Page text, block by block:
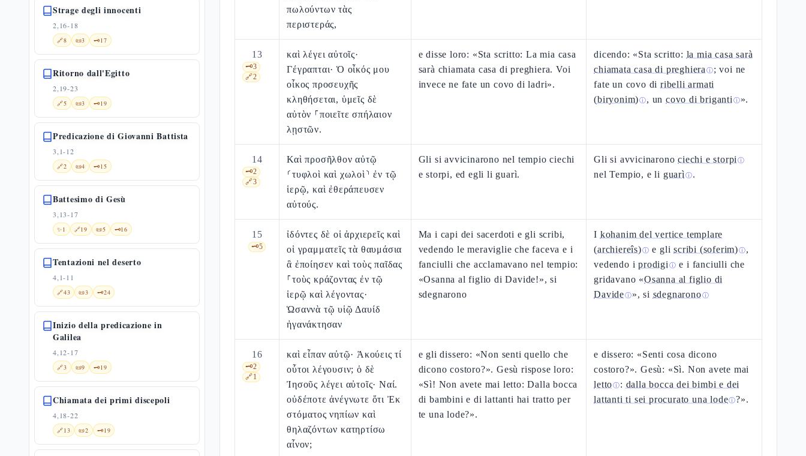
Strage degli innocenti
2,16-18
🔗8 📜3 🗝️17
Ritorno dall'Egitto
2,19-23
🔗5 📜3 🗝️19
Predicazione di Giovanni Battista
3,1-12
🔗2 📜4 🗝️15
Battesimo di Gesù
3,13-17
✨1 🔗19 📜5 🗝️16
Tentazioni nel deserto
4,1-11
🔗43 📜3 🗝️24
Inizio della predicazione in
Galilea
4,12-17
🔗3 📜9 🗝️19
Chiamata dei primi discepoli
4,18-22
🔗13 📜2 🗝️19
πωλούντων τὰς
περιστεράς,
13
🗝️3
🔗2
καὶ λέγει αὐτοῖς·
Γέγραπται· Ὁ οἶκός μου
οἶκος προσευχῆς
κληθήσεται, ὑμεῖς δὲ
αὐτὸν ⸀ποιεῖτε σπήλαιον
λῃστῶν.
e disse loro: «Sta scritto: La mia casa
sarà chiamata casa di preghiera. Voi
invece ne fate un covo di ladri».
dicendo: «Sta scritto: la mia casa sarà
chiamata casa di preghiera ⓘ; voi ne
fate un covo diribelli armati
(biryonim)ⓘ, uncovo di briganti ⓘ».
14
🗝️2
🔗3
Καὶ προσῆλθον αὐτῷ
⸂τυφλοὶ καὶ χωλοὶ⸃ ἐν τῷ
ἱερῷ, καὶ ἐθεράπευσεν
αὐτούς.
Gli si avvicinarono nel tempio ciechi
e storpi, ed egli li guarì.
Gli si avvicinaronociechi e storpi ⓘ
nel Tempio, e li guarìⓘ.
15
🗝️5
ἰδόντες δὲ οἱ ἀρχιερεῖς καὶ
οἱ γραμματεῖς τὰ θαυμάσια
ἃ ἐποίησεν καὶ τοὺς παῖδας
⸀τοὺς κράζοντας ἐν τῷ
ἱερῷ καὶ λέγοντας·
Ὡσαννὰ τῷ υἱῷ Δαυίδ
ἠγανάκτησαν
Ma i capi dei sacerdoti e gli scribi,
vedendo le meraviglie che faceva e i
fanciulli che acclamavano nel tempio:
«Osanna al figlio di Davide!», si
sdegnarono
I kohanim del vertice templare
(archiereîs)ⓘ e gliscribi (soferim)ⓘ,
vedendo iprodigi ⓘ e i fanciulli che
gridavano «Osanna al figlio di
Davideⓘ», si sdegnaronoⓘ
16
🗝️2
🔗1
καὶ εἶπαν αὐτῷ· Ἀκούεις τί
οὗτοι λέγουσιν; ὁ δὲ
Ἰησοῦς λέγει αὐτοῖς· Ναί.
οὐδέποτε ἀνέγνωτε ὅτι Ἐκ
στόματος νηπίων καὶ
θηλαζόντων κατηρτίσω
αἶνον;
e gli dissero: «Non senti quello che
dicono costoro?». Gesù rispose loro:
«Sì! Non avete mai letto: Dalla bocca
di bambini e di lattanti hai tratto per
te una lode?».
e dissero: «Senti cosa dicono
costoro?». Gesù: «Sì. Non avete mai
lettoⓘ: dalla bocca dei bimbi e dei
lattanti ti sei procurato una lodeⓘ?».